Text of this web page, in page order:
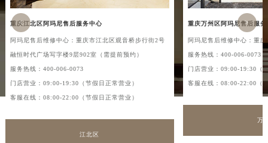
重庆江北区阿玛尼售后服务中心
阿玛尼售后维修中心：重庆市江北区观音桥步行街2号
融恒时代广场写字楼9层902室（需提前预约）
服务热线： 400-006-0073
门店营业：09:00-19:30（节假日正常营业）
客服在线：08:00-22:00（节假日正常营业）
江北区
重庆万州区阿玛尼售后服务
阿玛尼售后维修中心：重
服务热线： 400-006-0073
门店营业：09:00-19:30（
客服在线：08:00-22:00（
万
>
<